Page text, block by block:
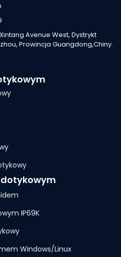
Avenue West, Dystrykt
Prowincja Guangdong,Chiny.
IP69K
Windows/Linux